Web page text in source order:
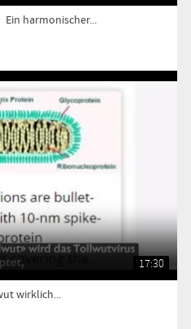
Ein harmonischer...
17:30
wirklich...